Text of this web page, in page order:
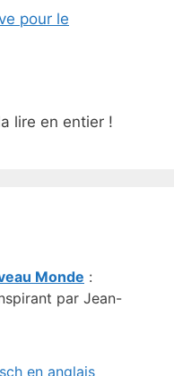
pour le
lire en entier !
Monde :
par Jean-
en anglais